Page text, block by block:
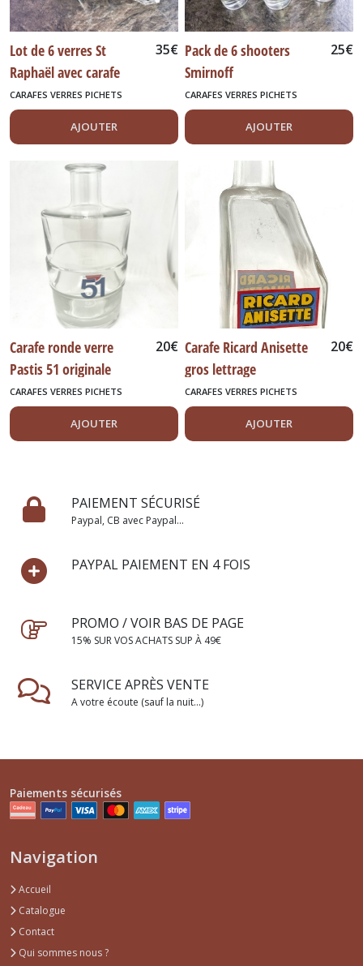
Lot de 6 verres St
Raphaël avec carafe
assortie
35€
CARAFES VERRES PICHETS
AJOUTER
Pack de 6 shooters
Smirnoff
25€
CARAFES VERRES PICHETS
AJOUTER
Carafe ronde verre
Pastis 51 originale
20€
CARAFES VERRES PICHETS
AJOUTER
Carafe Ricard Anisette
gros lettrage
20€
CARAFES VERRES PICHETS
AJOUTER
PAIEMENT SÉCURISÉ
Paypal, CB avec Paypal...
PAYPAL PAIEMENT EN 4 FOIS
PROMO / VOIR BAS DE PAGE
15% SUR VOS ACHATS SUP À 49€
SERVICE APRÈS VENTE
A votre écoute (sauf la nuit...)
Paiements sécurisés
Navigation
Accueil
Catalogue
Contact
Qui sommes nous ?